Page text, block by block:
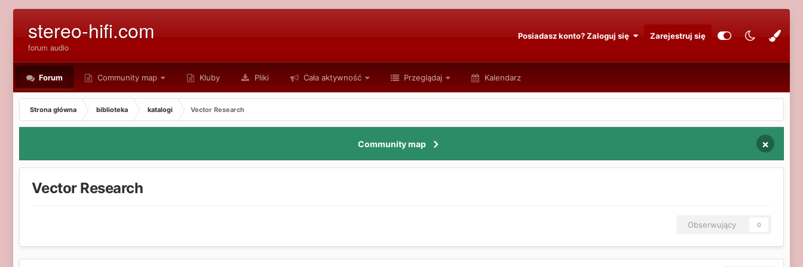
stereo-hifi.com
forum audio
Posiadasz konto? Zaloguj się Zarejestruj się
Forum Community map Kluby Pliki Cała aktywność Przeglądaj Kalendarz
Strona główna biblioteka katalogi Vector Research
Community map ×
Vector Research
Obserwujący 0